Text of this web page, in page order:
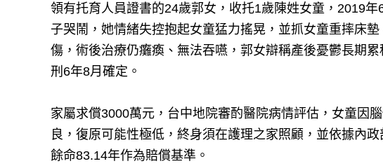
領有托育人員證書的24歲郭女，收托1歲陳姓女童，2019
子哭鬧，她情緒失控抱起女童猛力搖晃，並抓女童重摔床
傷，術後治療仍癱瘓、無法吞嚥，郭女辯稱產後憂鬱長期
刑6年8月確定。
家屬求償3000萬元，台中地院審酌醫院病情評估，女童因
良，復原可能性極低，終身須在護理之家照顧，並依據內
餘命83.14年作為賠償基準。